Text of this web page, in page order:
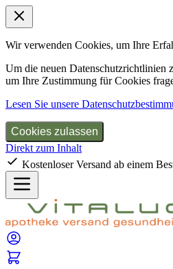
Wir verwenden Cookies, um Ihre
Um die neuen Datenschutzrichtlinien
um Ihre Zustimmung für Cookies
Lesen Sie unsere
Cookies zulassen
Direkt zum Inhalt
Kostenloser Versand ab einem